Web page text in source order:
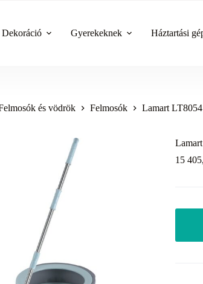
Dekoráció Gyerekeknek Háztartási
és vödrök Felmosók Lamart
15